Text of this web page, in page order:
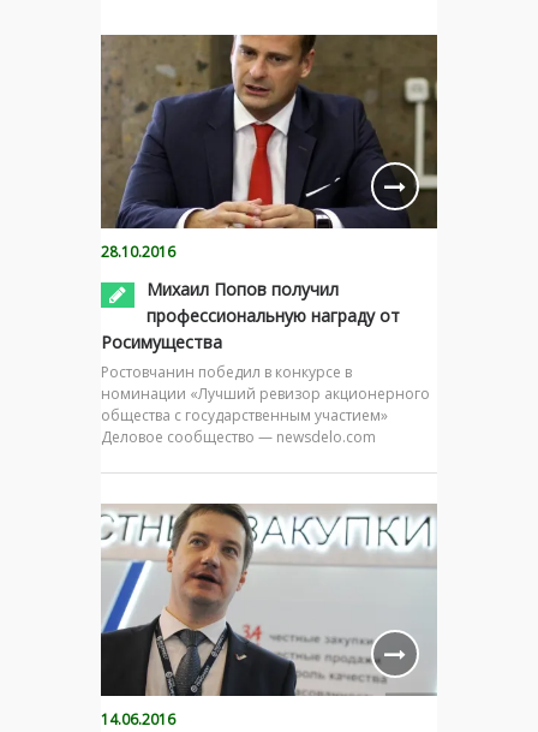
28.10.2016
Михаил Попов получил
профессиональную награду от
Росимущества
Ростовчанин победил в конкурсе в
номинации «Лучший ревизор акционерного
общества с государственным участием»
Деловое сообщество — newsdelo.com
14.06.2016